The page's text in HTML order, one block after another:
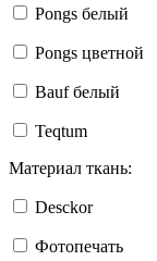
Pongs белый
Pongs цветной
Bauf белый
Teqtum
Материал ткань:
Desckor
Фотопечать